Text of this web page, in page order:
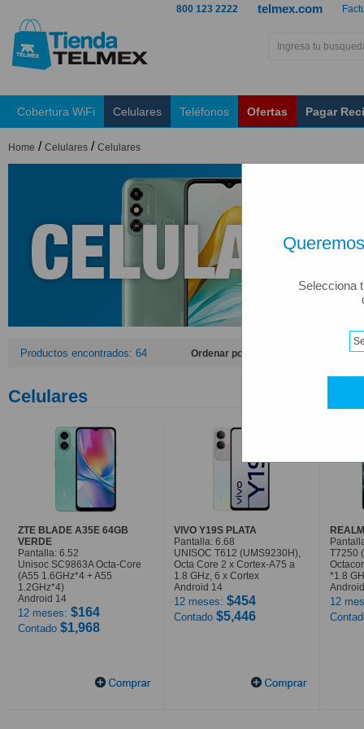
Selecciona
telmex.com
800 123 2222
Cobertura WiFi Celulares Teléfonos Ofertas Pagar
Home / Celulares / Celulares
Productos encontrados: 64 Ordenar por:
Celulares
ZTE BLADE A35E 64GB
VERDE
Pantalla: 6.52
Unisoc SC9863A Octa-Core
(A55 1.6GHz*4 + A55
1.2GHz*4)
Android 14
12 meses: $164
Contado $1,968
VIVO Y19S PLATA
Pantalla: 6.68
UNISOC T612 (UMS9230H),
Octa Core 2 x Cortex-A75 a
1.8 GHz, 6 x Cortex
Android 14
12 meses: $454
Contado $5,446
T7250
*1.8
12